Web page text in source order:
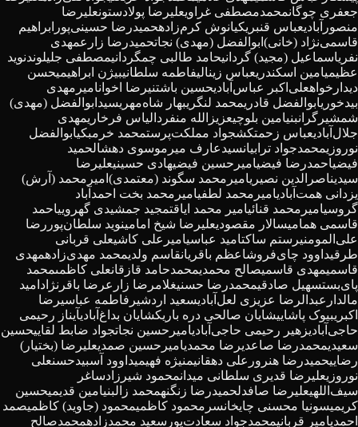
جعفری چوگانمحمدمصطفی غراویعلیرضا پولادستونعلیرضا
منصورآبادیعباس قنبریکیانوش کرم‌زادهحمیدرضا حسینی‌پور ابراهیم
قاسمی‌نژاد (خانی) ابوالفضل (مهدی) نجاتحمیدرضا زارعمهدی
نفریاسماعیل (مجید) گردانیحامد طالبی چمگردانیمصطفی جلیلوندنوید
عظیمیامین اسکندریعباس زینالیفاطمه سلطانیبیژن ابراهیمیحسن
دیدارخواهعلی‌اکبر عباس‌آبادیحسین باشتنیرضا اخوانامیرمهدی
بیدخوریابوالفضل قادریمحمد لنگریبهار شاه‌مهریسیدابوالفضل (مهدی)
شمشیرگرانبنیامین بلوچیعزیزالله منفرد الیاس فرخاریمهدی
جلال‌آبادیعباس زحمتکشجواد مملکت‌پرستمحمد خرمبکیابوالفضل
نوروزیمحمدجواد ترابیانسیدعارف میرموسوی دهشالحمید
فیضیاحمدرضا فیضیامیرحسین فیضیهادی حسینیعلیرضا
سیدیناصرالدین نصیریامیرمحمد سگوند (معتمدی) امیرمحمد (آرش)
یزدانی همت‌آبادیامیرمحمد لطفیامیرمحمد بخت احمدآباد
گروسیامیرمحمد قنائیامیر محمد ایاقتمجید جمشیدی گهروییاحمد
قاسمی همامیسالار مقصودیعلیرضا شیخ امامینوید سلطان‌پور رضا
علی‌المومنیرستم ساکتامید عباسیامیرعلی کاشیعلی قربانی
طرقیداوود چای‌فروشاعظم باقریانقاسم ولدیمحمد مهدی‌زادهمهدی
قاسمیمهدی قاسمیصالح محمدیمحمدحامد قازقانعلى كاظمىمحمد
پای‌بستسهیل صادقیمحمدرضا حسنیغلامرضا زارعرضا باقرنژاد امید
مالدار عبدالرضا عزیزی لعل‌آبادیسعید اردشیر فاطمه عباسیرضا
اکبریبیوک پاشاییشایان صالحی دره باریکشایان بداغ‌آبادیآیناز رحیمی
حاجی‌آبادیزهیر رحیمی حاجی‌آبادیامیرحسین نجاتجواد ضابط لقاییحسین
سعیدیمحمدرضا صاعدیرضا محمدیامیرحسین صمدیعلیرضا (بختیار)
رضاییحمیدرضا هنرور علی دهقانیمنیژه فهیمیداوود آسبیدحسنعلی
نوروزیعلیرضا قدیری سلطانی میدانمحمود شیرزادساغر
سیف‌اللهیعلیرضا صافدلحمیدرضا زنگنهمحمد زالبنیامین قدیمیحسین
کریمیسونیا محسنی چایخانسر محمود کاظمیمحمود (جاوید) کاظمیصمد
احمدیامیر قربانیمحمدجواد سعادت‌پور سعید محمدزادهمحمدصالح